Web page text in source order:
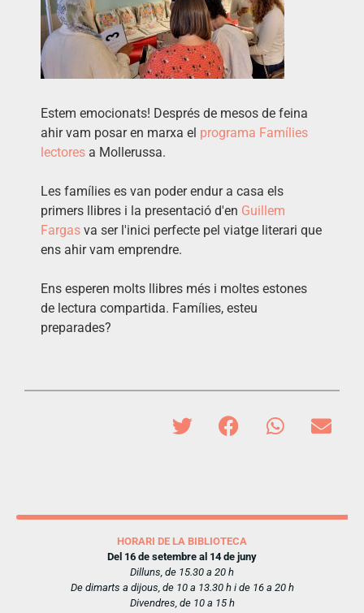
Estem emocionats! Després de mesos de feina
ahir vam posar en marxa el programa Famílies
lectores a Mollerussa.
Les famílies es van poder endur a casa els
primers llibres i la presentació d'en Guillem
Fargas va ser l'inici perfecte pel viatge literari que
ens ahir vam emprendre.
Ens esperen molts llibres més i moltes estones
de lectura compartida. Famílies, esteu
preparades?
HORARI DE LA BIBLIOTECA
Del 16 de setembre al 14 de juny
Dilluns, de 15.30 a 20 h
De dimarts a dijous, de 10 a 13.30 h i de 16 a 20 h
Divendres, de 10 a 15 h